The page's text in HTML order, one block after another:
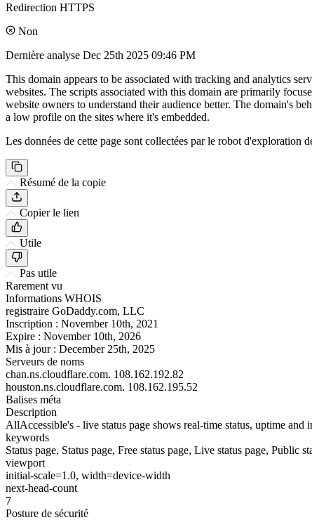
Redirection HTTPS
Non
Dernière analyse Dec 25th 2025 09:46 PM
This domain appears to be associated with tracking and analytics
websites. The scripts associated with this domain are primarily
website owners to understand their audience better. The domain's
a low profile on the sites where it's embedded.
Les données de cette page sont collectées par le robot
Résumé de la copie
Copier le lien
Utile
Pas utile
Rarement vu
Informations WHOIS
registraire GoDaddy.com, LLC
Inscription : November 10th, 2021
Expire : November 10th, 2026
Mis à jour : December 25th, 2025
Serveurs de noms
chan.ns.cloudflare.com. 108.162.192.82
houston.ns.cloudflare.com. 108.162.195.52
Balises méta
Description
AllAccessible's - live status page shows real-time status, uptime
keywords
Status page, Status page, Free status page, Live status page, Public
viewport
initial-scale=1.0, width=device-width
next-head-count
7
Posture de sécurité